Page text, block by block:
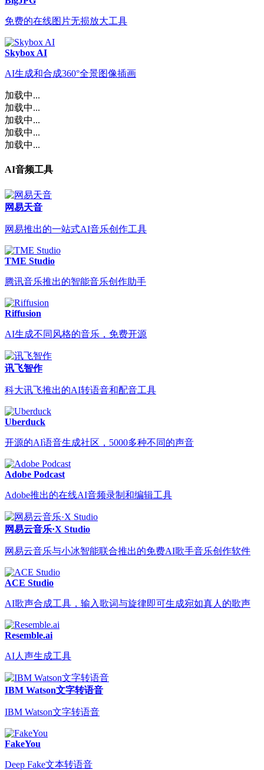
免费的在线图片无损放大工具
Skybox AI
AI生成和合成360°全景图像插画
加载中...
加载中...
加载中...
加载中...
加载中...
AI音频工具
网易天音
网易推出的一站式AI音乐创作工具
TME Studio
腾讯音乐推出的智能音乐创作助手
Riffusion
AI生成不同风格的音乐，免费开源
讯飞智作
科大讯飞推出的AI转语音和配音工具
Uberduck
开源的AI语音生成社区，5000多种不同的声音
Adobe Podcast
Adobe推出的在线AI音频录制和编辑工具
网易云音乐·X Studio
网易云音乐与小冰智能联合推出的免费AI歌手音乐创作软件
ACE Studio
AI歌声合成工具，输入歌词与旋律即可生成宛如真人的歌声
Resemble.ai
AI人声生成工具
IBM Watson文字转语音
IBM Watson文字转语音
FakeYou
Deep Fake文本转语音